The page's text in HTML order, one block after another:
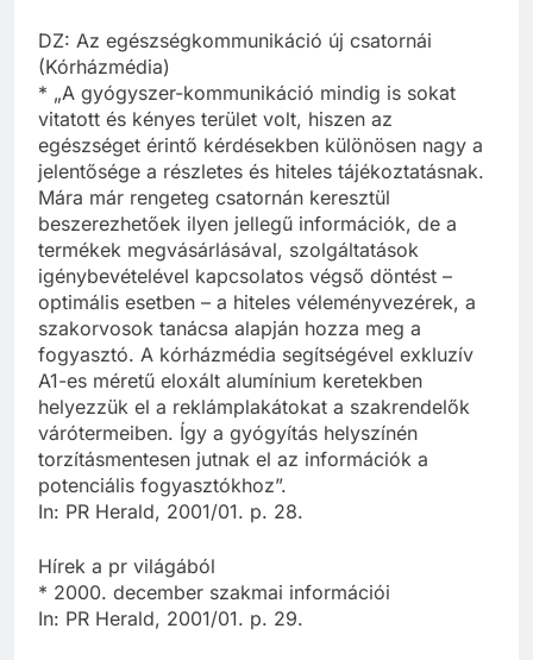
DZ: Az egészségkommunikáció új csatornái
(Kórházmédia)
* „A gyógyszer-kommunikáció mindig is sokat
vitatott és kényes terület volt, hiszen az
egészséget érintő kérdésekben különösen nagy a
jelentősége a részletes és hiteles tájékoztatásnak.
Mára már rengeteg csatornán keresztül
beszerezhetőek ilyen jellegű információk, de a
termékek megvásárlásával, szolgáltatások
igénybevételével kapcsolatos végső döntést –
optimális esetben – a hiteles véleményvezérek, a
szakorvosok tanácsa alapján hozza meg a
fogyasztó. A kórházmédia segítségével exkluzív
A1-es méretű eloxált alumínium keretekben
helyezzük el a reklámplakátokat a szakrendelők
várótermeiben. Így a gyógyítás helyszínén
torzításmentesen jutnak el az információk a
potenciális fogyasztókhoz”.
In: PR Herald, 2001/01. p. 28.
Hírek a pr világából
* 2000. december szakmai információi
In: PR Herald, 2001/01. p. 29.